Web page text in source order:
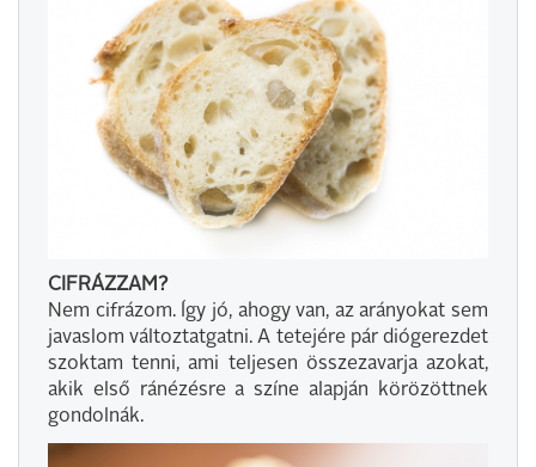
CIFRÁZZAM?
Nem cifrázom. Így jó, ahogy van, az arányokat sem
javaslom változtatgatni. A tetejére pár diógerezdet
szoktam tenni, ami teljesen összezavarja azokat,
akik első ránézésre a színe alapján körözöttnek
gondolnák.